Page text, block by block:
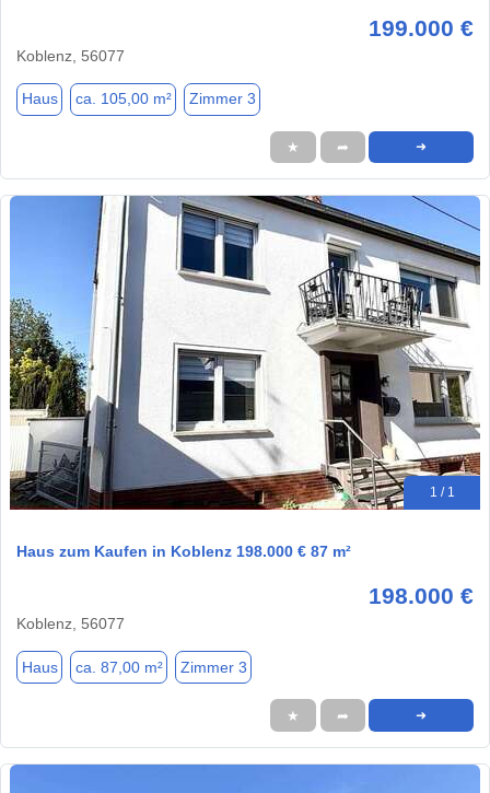
199.000 €
Koblenz, 56077
Haus ca. 105,00 m² Zimmer 3
★ ➦ ➜
1 / 1
Haus zum Kaufen in Koblenz 198.000 € 87 m²
198.000 €
Koblenz, 56077
Haus ca. 87,00 m² Zimmer 3
★ ➦ ➜